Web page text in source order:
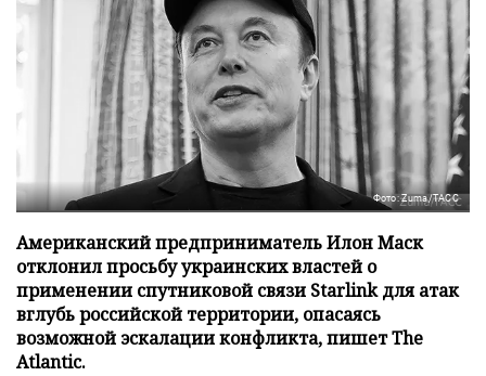
Фото: Zuma/ТАСС
Американский предприниматель Илон Маск
отклонил просьбу украинских властей о
применении спутниковой связи Starlink для атак
вглубь российской территории, опасаясь
возможной эскалации конфликта, пишет The
Atlantic.